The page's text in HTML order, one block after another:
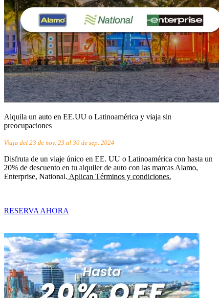
Alquila un auto en EE.UU o Latinoamérica y viaja sin
preocupaciones
Viaja del 23 de nov. 23 al 30 de sep. 2024
Disfruta de un viaje único en EE. UU o Latinoamérica con hasta un
20% de descuento en tu alquiler de auto con las marcas Alamo,
Enterprise, National. Aplican Términos y condiciones.
RESERVA AHORA